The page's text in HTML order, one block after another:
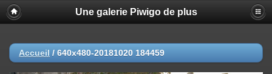
Une galerie Piwigo de plus
Accueil / 640x480-20181020 184459